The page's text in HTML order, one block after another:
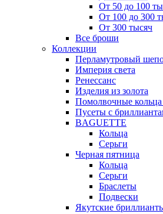
От 50 до 100
От 100 до 300
От 300 тысяч
Все броши
Коллекции
Перламутровый
Империя света
Ренессанс
Изделия из золота
Помолвочные
Пусеты с
BAGUETTE
Кольца
Серьги
Черная пятница
Кольца
Серьги
Браслеты
Подвески
Якутские